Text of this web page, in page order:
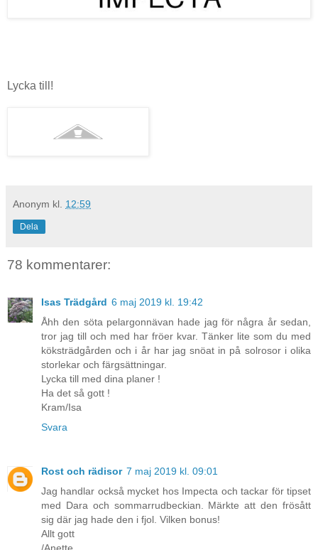
Lycka till!
Anonym kl. 12:59
Dela
78 kommentarer:
Isas Trädgård 6 maj 2019 kl. 19:42
Åhh den söta pelargonnävan hade jag för några år sedan,
tror jag till och med har fröer kvar. Tänker lite som du med
köksträdgården och i år har jag snöat in på solrosor i olika
storlekar och färgsättningar.
Lycka till med dina planer !
Ha det så gott !
Kram/Isa
Svara
Rost och rädisor 7 maj 2019 kl. 09:01
Jag handlar också mycket hos Impecta och tackar för tipset
med Dara och sommarrudbeckian. Märkte att den frösått
sig där jag hade den i fjol. Vilken bonus!
Allt gott
/Anette